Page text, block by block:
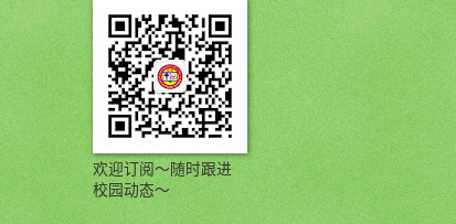
欢迎订阅～随时跟进
校园动态～